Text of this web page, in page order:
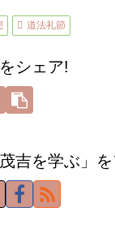
道法礼節
シェア!
茂吉を学ぶ」